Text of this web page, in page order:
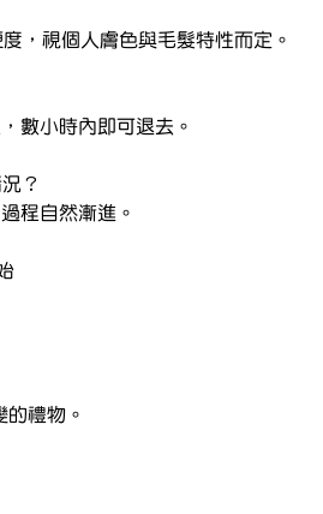
，視個人膚色與毛髮特性而定。
數小時內即可退去。
？
程自然漸進。
禮物。